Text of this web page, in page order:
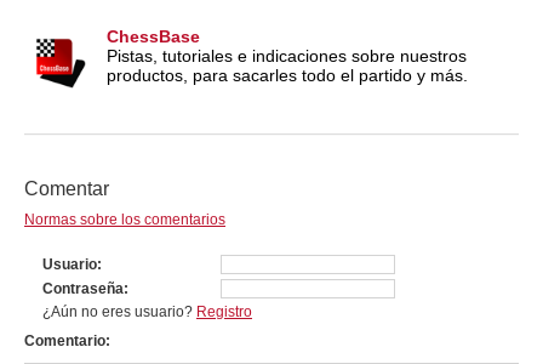
ChessBase
Pistas, tutoriales e indicaciones sobre nuestros
productos, para sacarles todo el partido y más.
Comentar
Normas sobre los comentarios
Usuario
Contraseña
¿Aún no eres usuario? Registro
Comentario